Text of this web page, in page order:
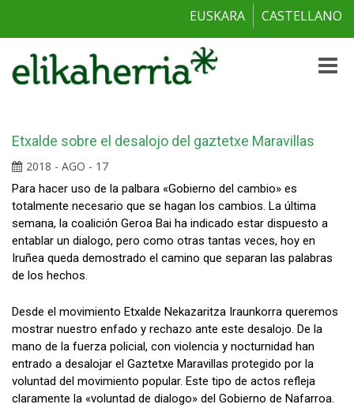
EUSKARA CASTELLANO
Toggle
Etxalde sobre el desalojo del gaztetxe Maravillas
2018 - AGO - 17
Para hacer uso de la palbara «Gobierno del cambio» es
totalmente necesario que se hagan los cambios. La última
semana, la coalición Geroa Bai ha indicado estar dispuesto a
entablar un dialogo, pero como otras tantas veces, hoy en
Iruñea queda demostrado el camino que separan las palabras
de los hechos.
Desde el movimiento Etxalde Nekazaritza Iraunkorra queremos
mostrar nuestro enfado y rechazo ante este desalojo. De la
mano de la fuerza policial, con violencia y nocturnidad han
entrado a desalojar el Gaztetxe Maravillas protegido por la
voluntad del movimiento popular. Este tipo de actos refleja
claramente la «voluntad de dialogo» del Gobierno de Nafarroa.